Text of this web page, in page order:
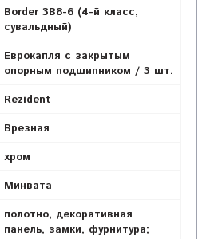
Border 3B8-6 (4-й класс,
сувальдный)
Еврокапля с закрытым
опорным подшипником / 3 шт.
Rezident
Врезная
хром
Минвата
полотно, декоративная
панель, замки, фурнитура;